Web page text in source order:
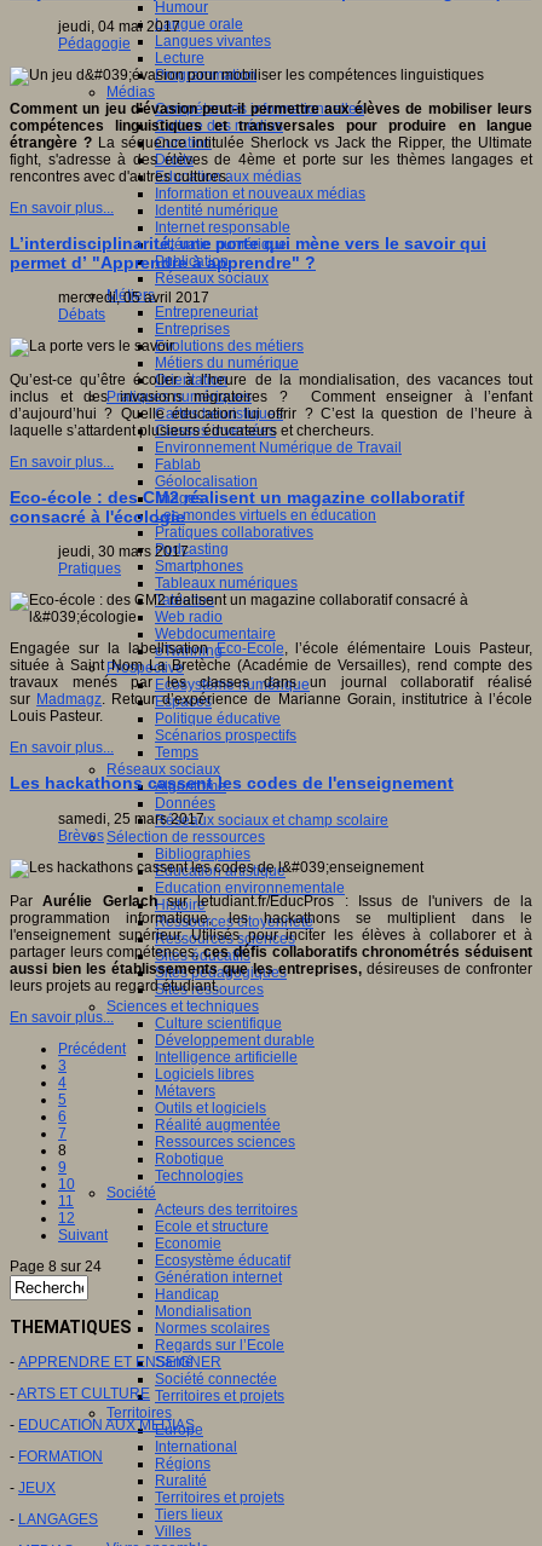
Humour
Langue orale
Langues vivantes
Lecture
Programmation
Médias
Compétences informationnelles
Culture des médias
Curation
Droits
Education aux médias
Information et nouveaux médias
Identité numérique
Internet responsable
Littératie numérique
Publication
Réseaux sociaux
Métiers
Entrepreneuriat
Entreprises
Evolutions des métiers
Métiers du numérique
Orientation
Pratiques numériques
Cartes heuristiques
Classes inversées
Environnement Numérique de Travail
Fablab
Géolocalisation
Images
Les mondes virtuels en éducation
Pratiques collaboratives
Podcasting
Smartphones
Tableaux numériques
Tablettes
Web radio
Webdocumentaire
eTwinning
Prospective
Ecosystème numérique
Espaces
Politique éducative
Scénarios prospectifs
Temps
Réseaux sociaux
Algorithme
Données
Réseaux sociaux et champ scolaire
Sélection de ressources
Bibliographies
Education artistique
Education environnementale
Histoire
Ressources citoyenneté
Ressources sciences
Sites éducatifs
Sites pédagogiques
Sites ressources
Sciences et techniques
Culture scientifique
Développement durable
Intelligence artificielle
Logiciels libres
Métavers
Outils et logiciels
Réalité augmentée
Ressources sciences
Robotique
Technologies
Société
Acteurs des territoires
Ecole et structure
Economie
Ecosystème éducatif
Génération internet
Handicap
Mondialisation
Normes scolaires
Regards sur l’Ecole
Santé
Société connectée
Territoires et projets
Territoires
Europe
International
Régions
Ruralité
Territoires et projets
Tiers lieux
Villes
jeudi, 04 mai 2017
Pédagogie
Comment un jeu d'évasion peut-il permettre aux élèves de mobiliser leurs
compétences linguistiques et transversales pour produire en langue
étrangère ? La séquence intitulée Sherlock vs Jack the Ripper, the Ultimate
fight, s'adresse à des élèves de 4ème et porte sur les thèmes langages et
rencontres avec d'autres cultures.
En savoir plus...
L’interdisciplinarité, une porte qui mène vers le savoir qui
permet d’ "Apprendre à apprendre" ?
mercredi, 05 avril 2017
Débats
Qu’est-ce qu’être écolier à l’heure de la mondialisation, des vacances tout
inclus et des invasions migratoires ? Comment enseigner à l’enfant
d’aujourd’hui ? Quelle éducation lui offrir ? C’est la question de l’heure à
laquelle s’attardent plusieurs éducateurs et chercheurs.
En savoir plus...
Eco-école : des CM2 réalisent un magazine collaboratif
consacré à l'écologie
jeudi, 30 mars 2017
Pratiques
Engagée sur la labellisationEco-Ecole, l’école élémentaire Louis Pasteur,
située à Saint Nom La Bretèche (Académie de Versailles), rend compte des
travaux menés par les classes dans un journal collaboratif réalisé
sur Madmagz. Retour d’expérience de Marianne Gorain, institutrice à l’école
Louis Pasteur.
En savoir plus...
Les hackathons cassent les codes de l'enseignement
samedi, 25 mars 2017
Brèves
ParAurélie Gerlachsur letudiant.fr/EducPros : Issus de l'univers de la
programmation informatique, les hackathons se multiplient dans le
l'enseignement supérieur. Utilisés pour inciter les élèves à collaborer et à
partager leurs compétences,ces défis collaboratifs chronométrés séduisent
aussi bien les établissements que les entreprises, désireuses de confronter
leurs projets au regard étudiant.
En savoir plus...
Précédent
3
4
5
6
7
8
9
10
11
12
Suivant
Page 8 sur 24
THEMATIQUES
- APPRENDRE ET ENSEIGNER
-ARTS ET CULTURE
- EDUCATION AUX MEDIAS
- FORMATION
- JEUX
- LANGAGES